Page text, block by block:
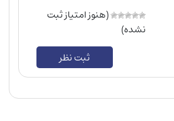
(هنوز امتیاز ثبت
نشده)
ثبت نظر